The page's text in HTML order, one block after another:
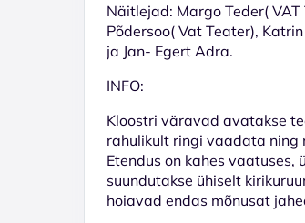
Näitlejad: Margo Teder(
Põdersoo( Vat Teater),
ja Jan- Egert Adra.
INFO:
Kloostri väravad avatakse
rahulikult ringi vaadata
Etendus on kahes vaatuses,
suundutakse ühiselt
hoiavad endas mõnusat